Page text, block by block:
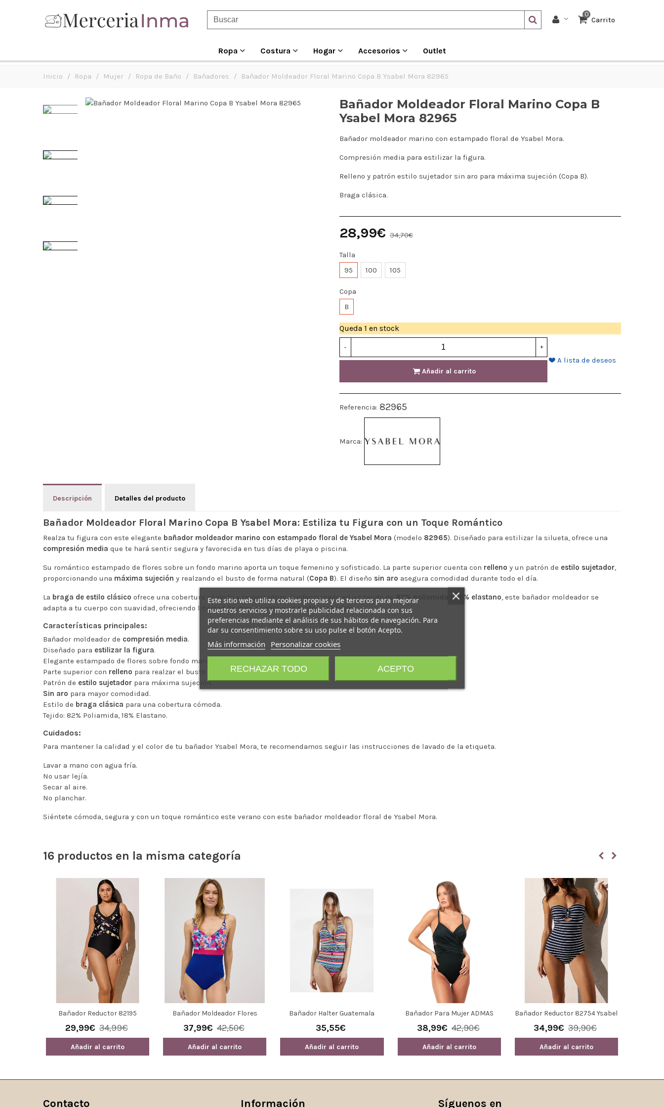
0
Carrito
Ropa Costura Hogar Accesorios Outlet
Inicio / Ropa / Mujer / Ropa de Baño / Bañadores / Bañador Moldeador Floral Marino Copa B Ysabel Mora 82965
Bañador Moldeador Floral Marino Copa B
Ysabel Mora 82965
Bañador moldeador marino con estampado floral de Ysabel Mora.
Compresión media para estilizar la figura.
Relleno y patrón estilo sujetador sin aro para máxima sujeción (Copa B).
Braga clásica.
28,99€ 34,70€
Talla
95
100 105
Copa
B
Queda 1 en stock
- +
Añadir al carrito
A lista de deseos
Referencia: 82965
Marca:
Descripción Detalles del producto
Bañador Moldeador Floral Marino Copa B Ysabel Mora: Estiliza tu Figura con un Toque Romántico
Realza tu figura con este elegante bañador moldeador marino con estampado floral de Ysabel Mora (modelo 82965). Diseñado para estilizar la silueta, ofrece una
compresión media que te hará sentir segura y favorecida en tus días de playa o piscina.
Su romántico estampado de flores sobre un fondo marino aporta un toque femenino y sofisticado. La parte superior cuenta con relleno y un patrón de estilo sujetador,
proporcionando una máxima sujeción y realzando el busto de forma natural (Copa B). El diseño sin aro asegura comodidad durante todo el día.
La braga de estilo clásico ofrece una cobertura cómoda y favorecedora. Confeccionado en un tejido de82% poliamida y 18% elastano, este bañador moldeador se
adapta a tu cuerpo con suavidad, ofreciendo libertad de movimiento y un tacto agradable.
Características principales:
Bañador moldeador de compresión media.
Diseñado para estilizar la figura.
Elegante estampado de flores sobre fondo marino.
Parte superior con relleno para realzar el busto (Copa B).
Patrón de estilo sujetador para máxima sujeción.
Sin aro para mayor comodidad.
Estilo de braga clásica para una cobertura cómoda.
Tejido: 82% Poliamida, 18% Elastano.
Cuidados:
Para mantener la calidad y el color de tu bañador Ysabel Mora, te recomendamos seguir las instrucciones de lavado de la etiqueta.
Lavar a mano con agua fría.
No usar lejía.
Secar al aire.
No planchar.
Siéntete cómoda, segura y con un toque romántico este verano con este bañador moldeador floral de Ysabel Mora.
16 productos en la misma categoría
Bañador Reductor 82195
29,99€ 34,99€
Añadir al carrito
Bañador Moldeador Flores
Piqué Copa B Ysabel Mora 83125
37,99€ 42,50€
Añadir al carrito
Bañador Halter Guatemala
ADMAS Bañador 11320 Talla 46
35,55€
Añadir al carrito
Bañador Para Mujer ADMAS
Night | Diseño Drapeado
Cruzado Con Aro, Escote En V Y
Tirantes Desmontables
38,99€ 42,90€
Añadir al carrito
Bañador Reductor 82754 Ysabel
Mora Talla 105
34,99€ 39,90€
Añadir al carrito
Contacto Información Síguenos en
Este sitio web utiliza cookies propias y de terceros para mejorar
nuestros servicios y mostrarle publicidad relacionada con sus
preferencias mediante el análisis de sus hábitos de navegación. Para
dar su consentimiento sobre su uso pulse el botón Acepto.
Más información Personalizar cookies
RECHAZAR TODO ACEPTO